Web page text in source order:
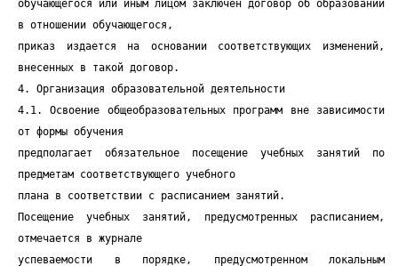
обучающегося или иным лицом заключен договор об образовании
в отношении обучающегося,
приказ издается на основании соответствующих изменений,
внесенных в такой договор.
4. Организация образовательной деятельности
4.1. Освоение общеобразовательных программ вне зависимости
от формы обучения
предполагает обязательное посещение учебных занятий по
предметам соответствующего учебного
плана в соответствии с расписанием занятий.
Посещение учебных занятий, предусмотренных расписанием,
отмечается в журнале
успеваемости в порядке, предусмотренном локальным